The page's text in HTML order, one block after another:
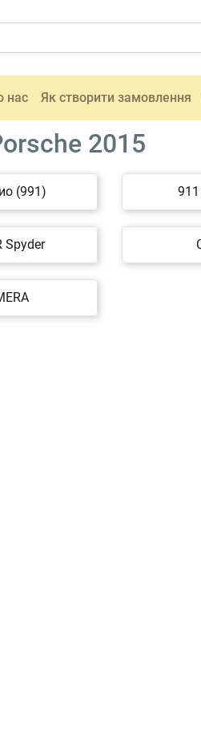
нас Як створити замовлення
2015
(991)
Spyder